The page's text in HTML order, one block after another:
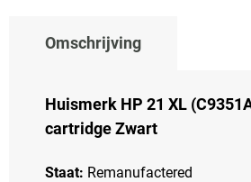
Omschrijving
Huismerk HP 21 XL (
cartridge Zwart
Staat: Remanufactered